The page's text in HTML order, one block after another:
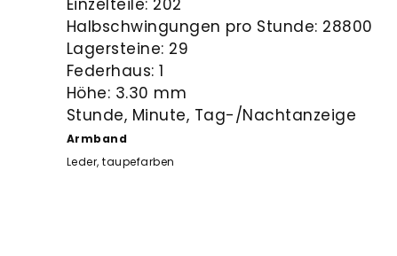
Einzelteile: 202
Halbschwingungen pro Stunde: 28800
Lagersteine: 29
Federhaus: 1
Höhe: 3.30 mm
Stunde, Minute, Tag-/Nachtanzeige
Armband
Leder, taupefarben